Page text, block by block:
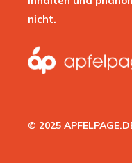
nicht.
© 2025